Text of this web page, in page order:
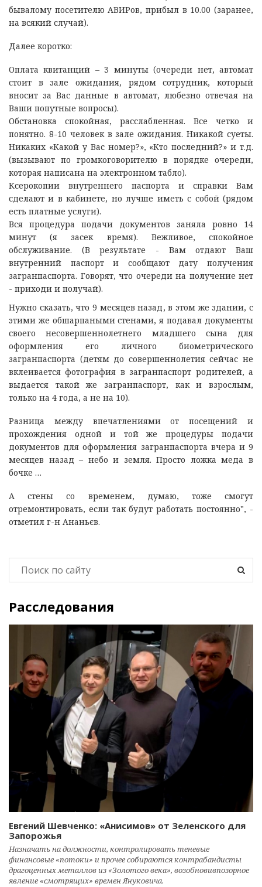
бывалому посетителю АВИРов, прибыл в 10.00 (заранее,
на всякий случай).
Далее коротко:
Оплата квитанций – 3 минуты (очереди нет, автомат
стоит в зале ожидания, рядом сотрудник, который
вносит за Вас данные в автомат, любезно отвечая на
Ваши попутные вопросы).
Обстановка спокойная, расслабленная. Все четко и
понятно. 8-10 человек в зале ожидания. Никакой суеты.
Никаких «Какой у Вас номер?», «Кто последний?» и т.д.
(вызывают по громкоговорителю в порядке очереди,
которая написана на электронном табло).
Ксерокопии внутреннего паспорта и справки Вам
сделают и в кабинете, но лучше иметь с собой (рядом
есть платные услуги).
Вся процедура подачи документов заняла ровно 14
минут (я засек время). Вежливое, спокойное
обслуживание. (В результате - Вам отдают Ваш
внутренний паспорт и сообщают дату получения
загранпаспорта. Говорят, что очереди на получение нет
- приходи и получай).
Нужно сказать, что 9 месяцев назад, в этом же здании, с
этими же обшарпаными стенами, я подавал документы
своего несовершеннолетнего младшего сына для
оформления его личного биометрического
загранпаспорта (детям до совершеннолетия сейчас не
вклеивается фотография в загранпаспорт родителей, а
выдается такой же загранпаспорт, как и взрослым,
только на 4 года, а не на 10).
Разница между впечатлениями от посещений и
прохождения одной и той же процедуры подачи
документов для оформления загранпаспорта вчера и 9
месяцев назад – небо и земля. Просто ложка меда в
бочке …
А стены со временем, думаю, тоже смогут
отремонтировать, если так будут работать постоянно", -
отметил г-н Ананьєв.
Расследования
Евгений Шевченко: «Анисимов» от Зеленского для
Запорожья
Назначать на должности, контролировать теневые
финансовые «потоки» и прочее собираются контрабандисты
драгоценных металлов из «Золотого века», возобновивпозорное
явление «смотрящих» времен Януковича.